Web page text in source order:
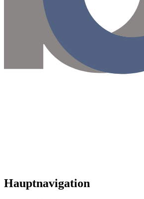
Hauptnavigation